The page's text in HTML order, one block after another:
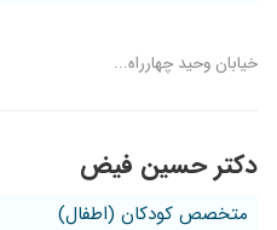
خیابان وحید چهارراه...
دکتر حسین فیض
متخصص کودکان (اطفال)